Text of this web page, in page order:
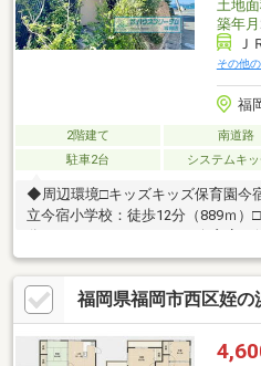
土地
築年月
Ｊ
その他
福
2階建て 南道路
駐車2台
システムキ
◆周辺環境□キッズキッズ保育園今
立今宿小学校：徒歩12分（889ｍ）
都合に合わせて、『知りたい情報
可能です。◆弊社独自サービス・
相談♪・オプション工事を住宅ロー
詳しくは「イベント情報」をご覧
市内含め全物件をご案内します☆
福岡県福岡市西区姪の